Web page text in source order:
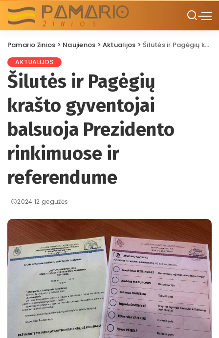
Pamario žinios > Naujienos >Aktualijos >Šilutės ir Pagėgių krašto gyventojai balsuoja Prezidento rinkimuose ir referendume
AKTUALIJOS
Šilutės ir Pagėgių
krašto gyventojai
balsuoja Prezidento
rinkimuose ir
referendume
2024 12 gegužės